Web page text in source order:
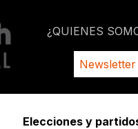
¿QUIENES
Elecciones y